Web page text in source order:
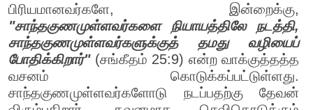
பிரியமானவர்களே, இன்றைக்கு,
"சாந்தகுணமுள்ளவர்களை நியாயத்திலே நடத்தி,
சாந்தகுணமுள்ளவர்களுக்குத் தமது வழியைப்
போதிக்கிறார்"(சங்கீதம் 25:9) என்ற வாக்குத்தத்த
வசனம் கொடுக்கப்பட்டுள்ளது.
சாந்தகுணமுள்ளவர்களோடு நடப்பதற்கு தேவன்